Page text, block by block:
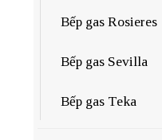
Bếp gas Rosieres
Bếp gas Sevilla
Bếp gas Teka